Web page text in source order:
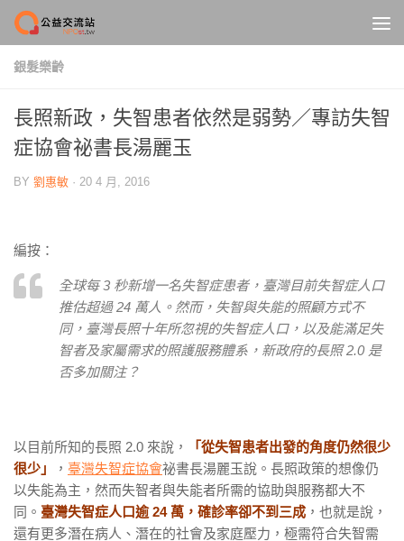
Skip to content
銀髮樂齡
長照新政，失智患者依然是弱勢／專訪失智
症協會祕書長湯麗玉
BY 劉惠敏 · 20 4 月, 2016
編按：
全球每 3 秒新增一名失智症患者，臺灣目前失智症人口
推估超過 24 萬人。然而，失智與失能的照顧方式不
同，臺灣長照十年所忽視的失智症人口，以及能滿足失
智者及家屬需求的照護服務體系，新政府的長照 2.0 是
否多加關注？
以目前所知的長照 2.0 來說，
「從失智患者出發的角度仍然很少
很少」
， 臺灣失智症協會祕書長湯麗玉說。長照政策的想像仍
以失能為主，然而失智者與失能者所需的協助與服務都大不
同。 臺灣失智症人口逾 24 萬，確診率卻不到三成 ，也就是說，
還有更多潛在病人、潛在的社會及家庭壓力，極需符合失智需